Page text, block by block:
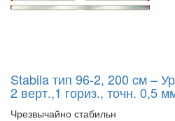
Stabila тип 96-2, 200 cм –
2 верт.,1 гориз., точн. 0,5
Чрезвычайно стабильн